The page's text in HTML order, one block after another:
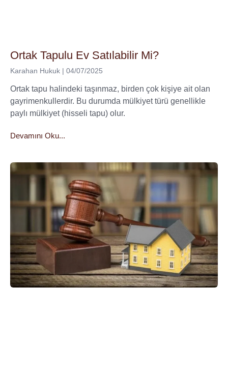
Ortak Tapulu Ev Satılabilir Mi?
Karahan Hukuk 04/07/2025
Ortak tapu halindeki taşınmaz, birden çok kişiye ait olan
gayrimenkullerdir. Bu durumda mülkiyet türü genellikle
paylı mülkiyet (hisseli tapu) olur.
Devamını Oku...